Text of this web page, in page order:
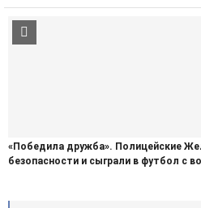
«Победила дружба». Полицейские
безопасности и сыграли в футбол с